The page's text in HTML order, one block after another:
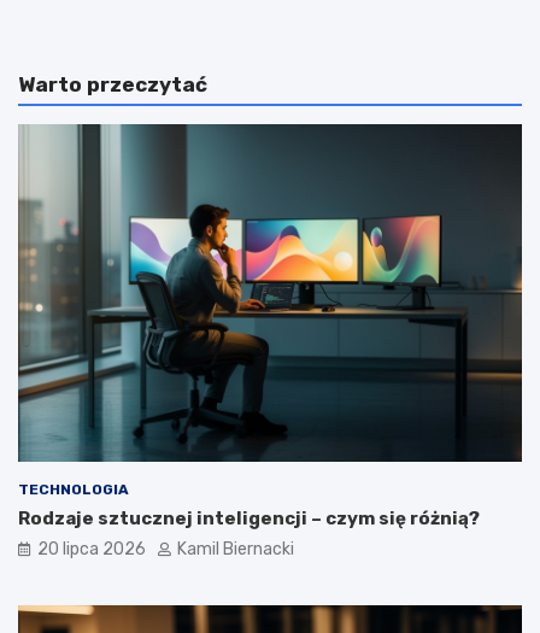
Warto przeczytać
TECHNOLOGIA
Rodzaje sztucznej inteligencji – czym się różnią?
20 lipca 2026 Kamil Biernacki